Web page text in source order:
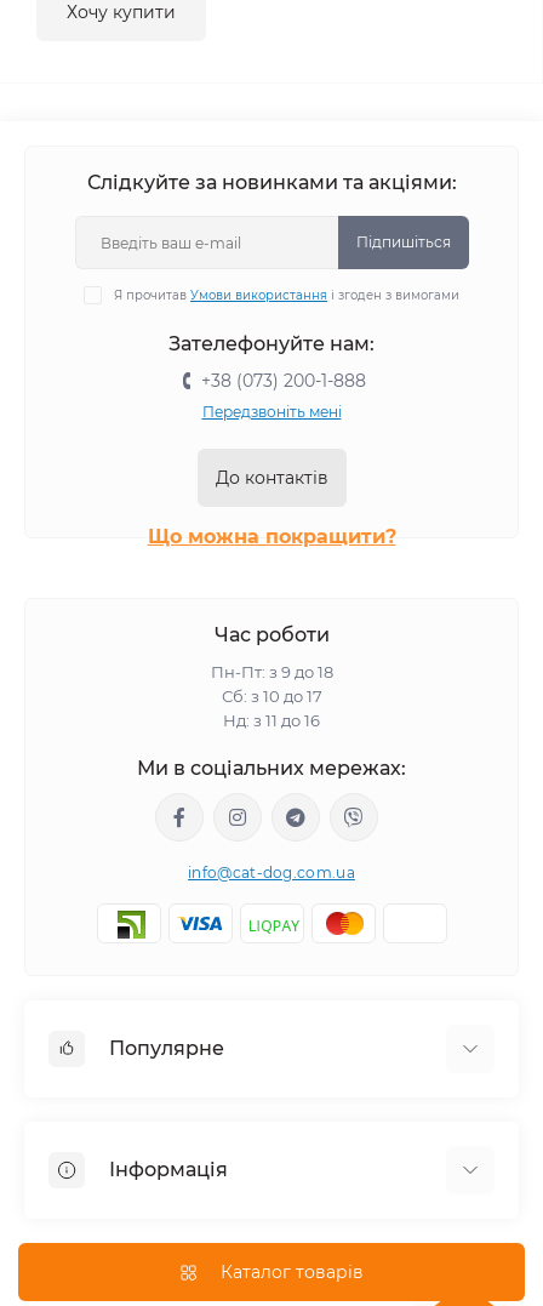
Хочу купити
Слідкуйте за новинками та акціями:
Підпишіться
Я прочитав Умови використання і згоден з вимогами
Зателефонуйте нам:
+38 (073) 200-1-888
Передзвоніть мені
До контактів
Що можна покращити?
Час роботи
Пн-Пт: з 9 до 18
Сб: з 10 до 17
Нд: з 11 до 16
Ми в соціальних мережах:
info@cat-dog.com.ua
Популярне
Вологий корм для котів
Сухий корм для собак
Сухий корм для котів
Інформація
Каталог товарів